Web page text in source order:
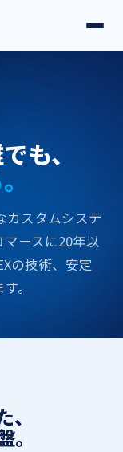
も、
カスタムシステ
ースに​20年以
の​技術、​安定
。